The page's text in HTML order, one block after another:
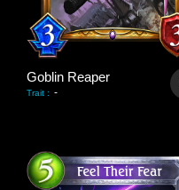
Goblin Reaper
Trait : -